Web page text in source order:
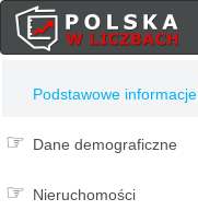
Podstawowe informacje
Dane demograficzne
Nieruchomości